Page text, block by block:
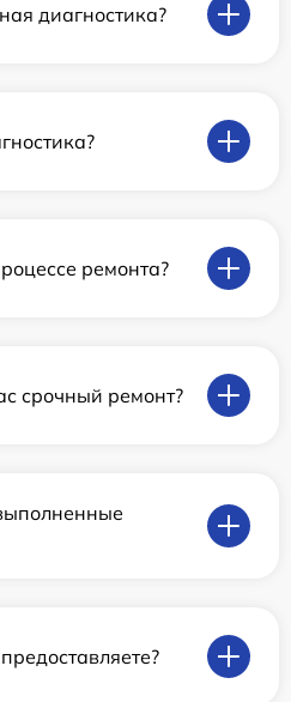
диагностика?
ремонта?
срочный ремонт?